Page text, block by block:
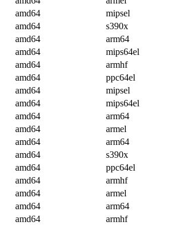
amd64
mipsel
amd64
s390x
amd64
arm64
amd64
mips64el
amd64
armhf
amd64
ppc64el
amd64
mipsel
amd64
mips64el
amd64
arm64
amd64
armel
amd64
arm64
amd64
s390x
amd64
ppc64el
amd64
armhf
amd64
armel
amd64
arm64
amd64
armhf